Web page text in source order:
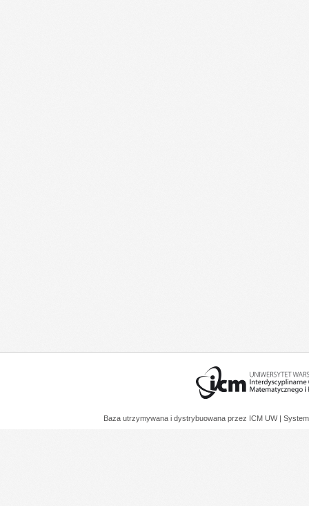
Baza utrzymywana i dystrybuowana przez ICM UW |